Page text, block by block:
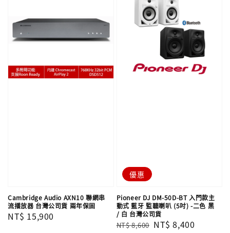
Cambridge Audio AXN10 聯網串
流播放器 台灣公司貨 兩年保固
Regular
NT$ 15,900
優惠
Pioneer DJ DM-50D-BT 入門款主
動式 藍牙 監聽喇叭 (5吋) -二色 黑
/ 白 台灣公司貨
Regular
NT$ 8,600 Sale
NT$ 8,400